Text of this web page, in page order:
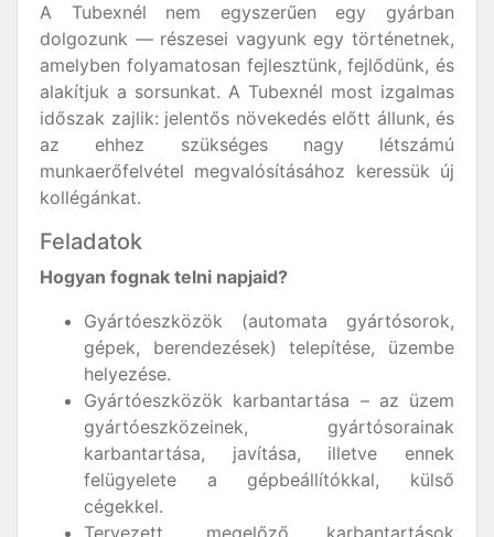
A Tubexnél nem egyszerűen egy gyárban
dolgozunk — részesei vagyunk egy történetnek,
amelyben folyamatosan fejlesztünk, fejlődünk, és
alakítjuk a sorsunkat. A Tubexnél most izgalmas
időszak zajlik: jelentős növekedés előtt állunk, és
az ehhez szükséges nagy létszámú
munkaerőfelvétel megvalósításához keressük új
kollégánkat.
Feladatok
Hogyan fognak telni napjaid?
Gyártóeszközök (automata gyártósorok,
gépek, berendezések) telepítése, üzembe
helyezése.
Gyártóeszközök karbantartása – az üzem
gyártóeszközeinek, gyártósorainak
karbantartása, javítása, illetve ennek
felügyelete a gépbeállítókkal, külső
cégekkel.
Tervezett, megelőző karbantartások